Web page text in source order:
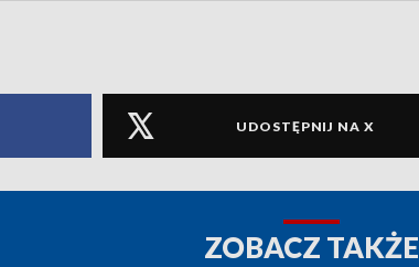
UDOSTĘPNIJ NA X
ZOBACZ TAKŻE